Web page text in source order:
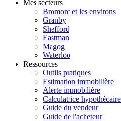
Mes secteurs
Bromont et les environs
Granby
Shefford
Eastman
Magog
Waterloo
Ressources
Outils pratiques
Estimation immobilière
Alerte immobilière
Calculatrice hypothécaire
Guide du vendeur
Guide de l'acheteur